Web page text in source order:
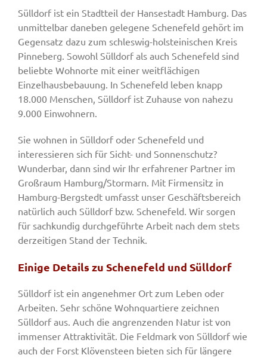
Sülldorf ist ein Stadtteil der Hansestadt Hamburg. Das
unmittelbar daneben gelegene Schenefeld gehört im
Gegensatz dazu zum schleswig-holsteinischen Kreis
Pinneberg. Sowohl Sülldorf als auch Schenefeld sind
beliebte Wohnorte mit einer weitflächigen
Einzelhausbebauung. In Schenefeld leben knapp
18.000 Menschen, Sülldorf ist Zuhause von nahezu
9.000 Einwohnern.
Sie wohnen in Sülldorf oder Schenefeld und
interessieren sich für Sicht- und Sonnenschutz?
Wunderbar, dann sind wir Ihr erfahrener Partner im
Großraum Hamburg/Stormarn. Mit Firmensitz in
Hamburg-Bergstedt umfasst unser Geschäftsbereich
natürlich auch Sülldorf bzw. Schenefeld. Wir sorgen
für sachkundig durchgeführte Arbeit nach dem stets
derzeitigen Stand der Technik.
Einige Details zu Schenefeld und Sülldorf
Sülldorf ist ein angenehmer Ort zum Leben oder
Arbeiten. Sehr schöne Wohnquartiere zeichnen
Sülldorf aus. Auch die angrenzenden Natur ist von
immenser Attraktivität. Die Feldmark von Sülldorf wie
auch der Forst Klövensteen bieten sich für längere